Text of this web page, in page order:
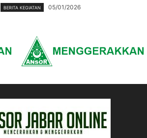
BERITA KEGIATAN 05/01/2026